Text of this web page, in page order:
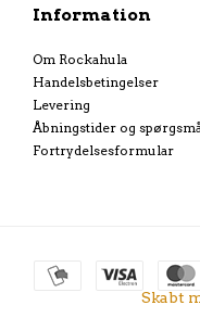
Information
Om Rockahula
Handelsbetingelser
Levering
Åbningstider og
Fortrydelsesformular
Skabt